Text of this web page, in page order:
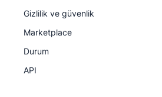
Gizlilik ve güvenlik
Marketplace
Durum
API